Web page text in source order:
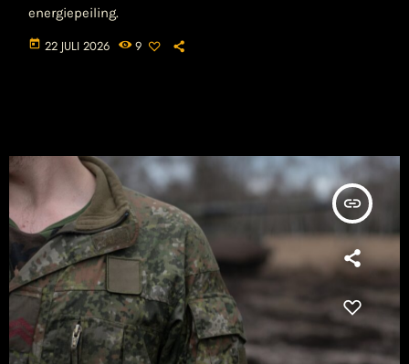
energiepeiling.
today 22 JULI 2026 9
insert_link